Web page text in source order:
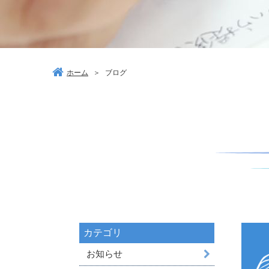
ホーム ＞ ブログ
カテゴリ
お知らせ